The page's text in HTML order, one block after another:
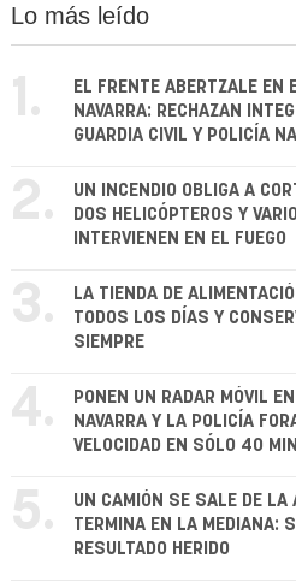
Lo más leído
1.
EL FRENTE ABERTZALE EN
NAVARRA: RECHAZAN
GUARDIA CIVIL Y POLICÍA
2.
UN INCENDIO OBLIGA A
DOS HELICÓPTEROS Y
INTERVIENEN EN EL FUEGO
3.
LA TIENDA DE
TODOS LOS DÍAS Y
SIEMPRE
4.
PONEN UN RADAR MÓVIL
NAVARRA Y LA POLICÍA
VELOCIDAD EN SÓLO 40
5.
UN CAMIÓN SE SALE DE LA
TERMINA EN LA MEDIANA:
RESULTADO HERIDO